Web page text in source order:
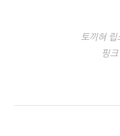
토끼혀
핑